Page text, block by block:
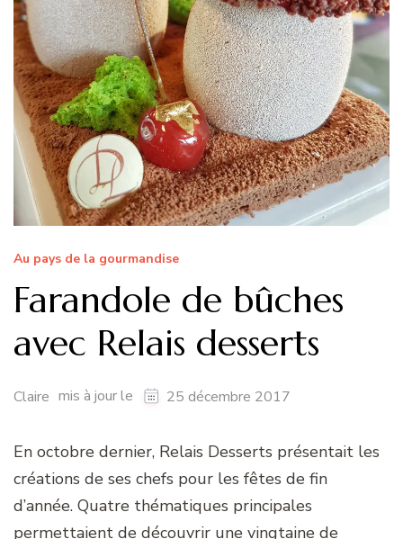
Au pays de la gourmandise
Farandole de bûches
avec Relais desserts
Claire mis à jour le 25 décembre 2017
En octobre dernier, Relais Desserts présentait les
créations de ses chefs pour les fêtes de fin
d’année. Quatre thématiques principales
permettaient de découvrir une vingtaine de